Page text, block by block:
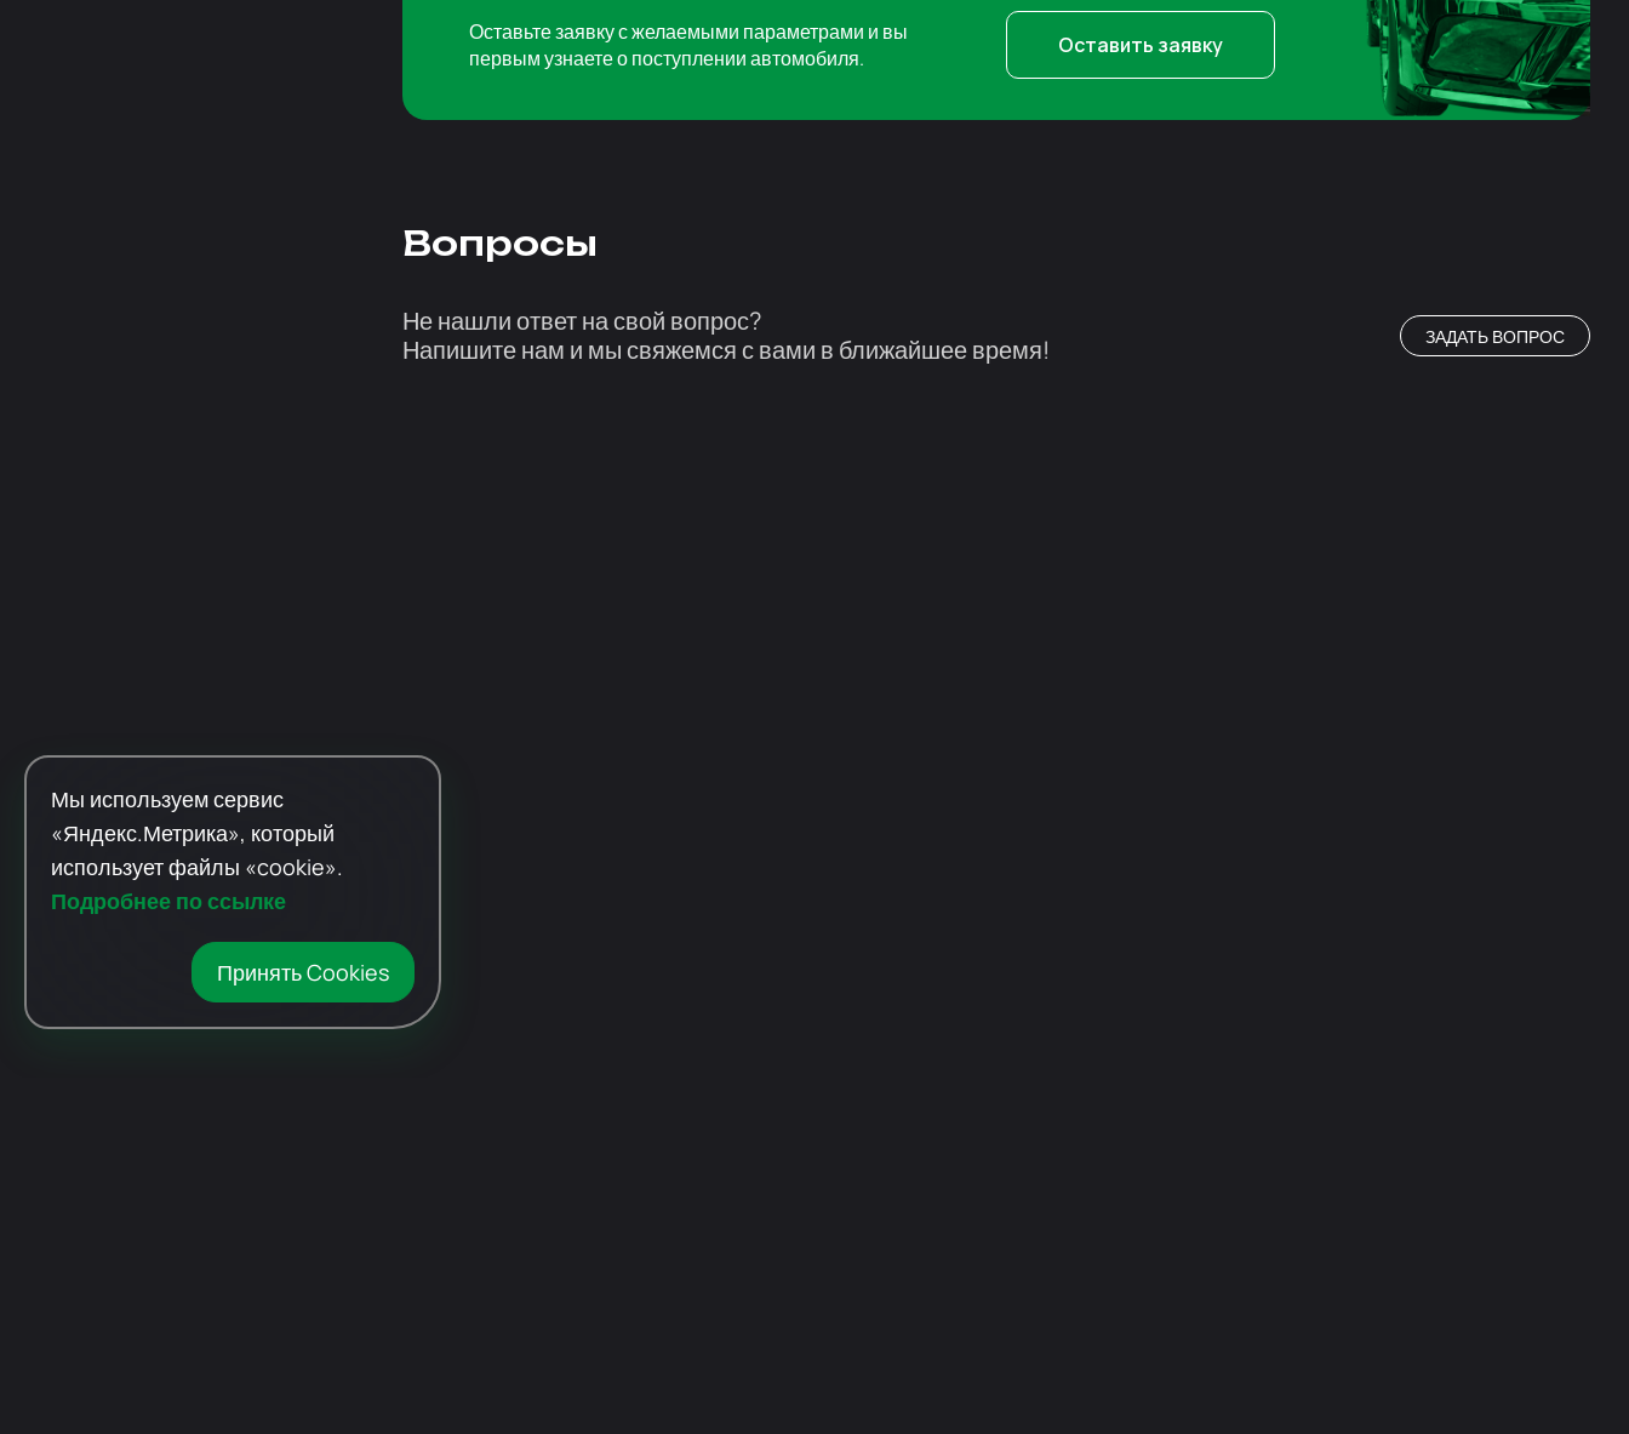
Оставьте заявку с желаемыми параметрами и вы
первым узнаете о поступлении автомобиля.
Оставить заявку
Вопросы
Не нашли ответ на свой вопрос?
Напишите нам и мы свяжемся с вами в ближайшее время!
ЗАДАТЬ ВОПРОС
Мы используем сервис
«Яндекс.Метрика», который
использует файлы «cookie».
Подробнее по ссылке
Принять Cookies